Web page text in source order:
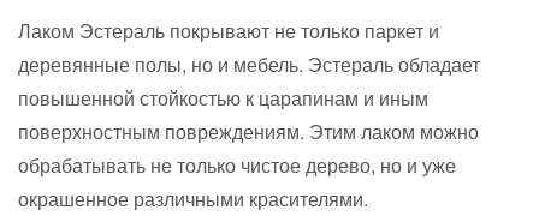
Лаком Эстераль покрывают не только паркет и
деревянные полы, но и мебель. Эстераль обладает
повышенной стойкостью к царапинам и иным
поверхностным повреждениям. Этим лаком можно
обрабатывать не только чистое дерево, но и уже
окрашенное различными красителями.